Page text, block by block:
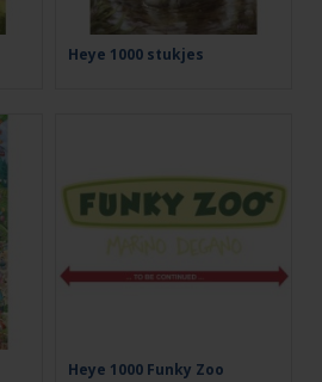
Heye 1000 stukjes
Heye 1000 Funky Zoo